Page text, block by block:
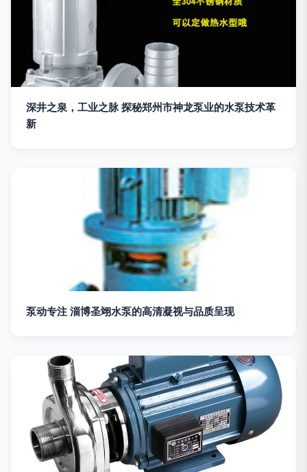
深井之泉，工业之脉 探秘郑州市神龙泵业的水泵技术革
新
泵动专注 淄博圣翊水泵的高清凝视与品质呈现